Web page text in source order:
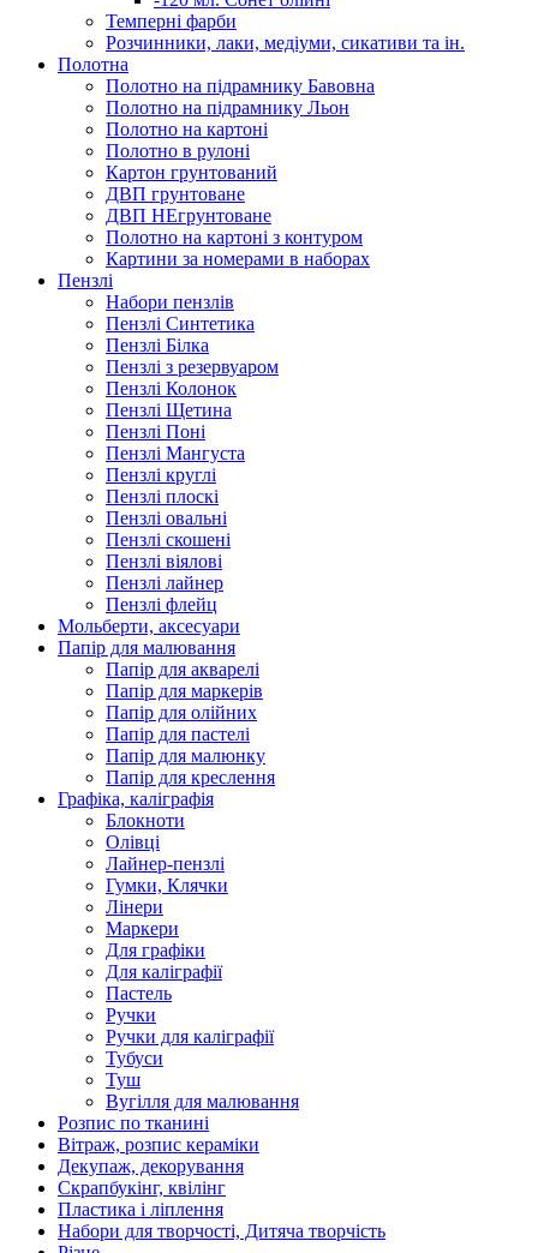
Темперні фарби
Розчинники, лаки, медіуми, сикативи та ін.
Полотна
Полотно на підрамнику Бавовна
Полотно на підрамнику Льон
Полотно на картоні
Полотно в рулоні
Картон грунтований
ДВП грунтоване
ДВП НЕгрунтоване
Полотно на картоні з контуром
Картини за номерами в наборах
Пензлі
Набори пензлів
Пензлі Синтетика
Пензлі Білка
Пензлі з резервуаром
Пензлі Колонок
Пензлі Щетина
Пензлі Поні
Пензлі Мангуста
Пензлі круглі
Пензлі плоскі
Пензлі овальні
Пензлі скошені
Пензлі віялові
Пензлі лайнер
Пензлі флейц
Мольберти, аксесуари
Папір для малювання
Папір для акварелі
Папір для маркерів
Папір для олійних
Папір для пастелі
Папір для малюнку
Папір для креслення
Графіка, каліграфія
Блокноти
Олівці
Лайнер-пензлі
Гумки, Клячки
Лінери
Маркери
Для графіки
Для каліграфії
Пастель
Ручки
Ручки для каліграфії
Тубуси
Туш
Вугілля для малювання
Розпис по тканині
Вітраж, розпис кераміки
Декупаж, декорування
Скрапбукінг, квілінг
Пластика і ліплення
Набори для творчості, Дитяча творчість